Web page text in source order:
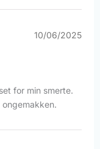
10/06/2025
for min smerte.